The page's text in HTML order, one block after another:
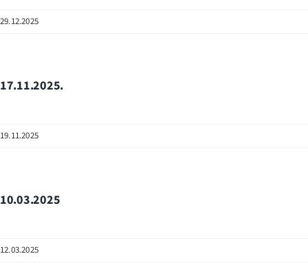
29.12.2025
17.11.2025.
19.11.2025
10.03.2025
12.03.2025